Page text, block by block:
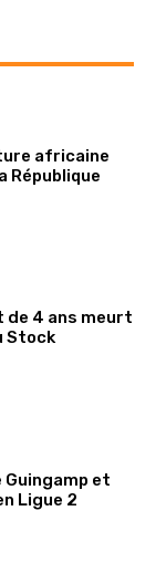
africaine
République
de 4 ans meurt
Stock
Guingamp et
Ligue 2